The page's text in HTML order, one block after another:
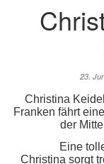
23.
Christina
Franken fährt
der
Eine
Christina sorgt